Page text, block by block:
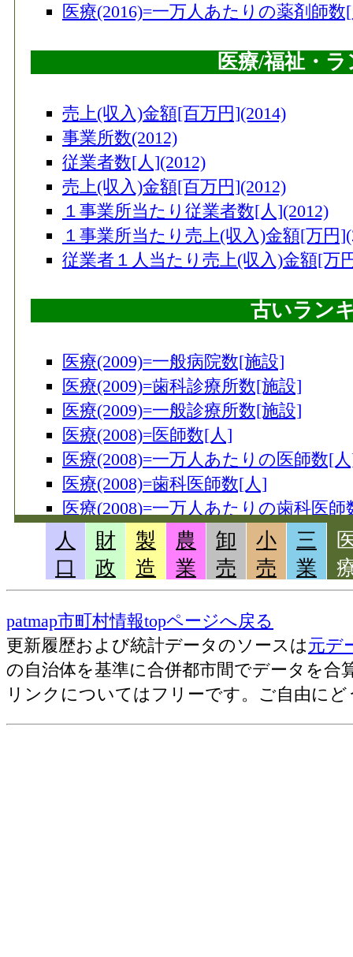
93
平取町
94
佐呂間町
95
歌志内市
96
松前町
97
登別市
98
長沼町
98
湧別町
100
洞爺湖町
101
岩内町
105
留寿都村
106
稚内市
107
浜頓別町
108
網走市
108
興部町
110
中標津町
111
浦臼町
111
中札内村
114
浜中町
115
豊富町
116
音更町
医療(2016)=一万人あたりの薬剤師数
医療/福祉・
売上(収入)金額[百万円](2014)
事業所数(2012)
従業者数[人](2012)
売上(収入)金額[百万円](2012)
１事業所当たり従業者数[人](2012)
１事業所当たり売上(収入)金額[万円
従業者１人当たり売上(収入)金額[万
古いラン
医療(2009)=一般病院数[施設]
医療(2009)=歯科診療所数[施設]
医療(2009)=一般診療所数[施設]
医療(2008)=医師数[人]
医療(2008)=一万人あたりの医師数[
医療(2008)=歯科医師数[人]
医療(2008)=一万人あたりの歯科医師
医療(2008)=薬剤師数[人]
医療(2008)=一万人あたりの薬剤師数
医療(2007)=一般病院数[施設]
医療(2007)=一般診療所数[施設]
医療(2006)=医師数[人]
医療(2006)=一万人あたりの医師数[
医療(2006)=歯科医師数[人]
医療(2006)=一万人あたりの歯科医師
人
口
財
政
製
造
農
業
卸
売
小
売
三
業
patmap市町村情報topページへ戻る
更新履歴および統計データのソースは元デ
の自治体を基準に合併都市間でデータを合
リンクについてはフリーです。ご自由にど